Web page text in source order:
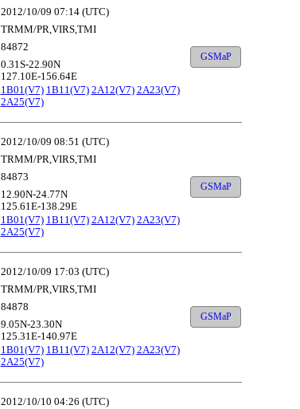
2012/10/09 07:14 (UTC)
TRMM/PR,VIRS,TMI
84872
0.31S-22.90N
127.10E-156.64E
1B01(V7) 1B11(V7) 2A12(V7) 2A23(V7)
2A25(V7)
GSMaP
2012/10/09 08:51 (UTC)
TRMM/PR,VIRS,TMI
84873
12.90N-24.77N
125.61E-138.29E
1B01(V7) 1B11(V7) 2A12(V7) 2A23(V7)
2A25(V7)
GSMaP
2012/10/09 17:03 (UTC)
TRMM/PR,VIRS,TMI
84878
9.05N-23.30N
125.31E-140.97E
1B01(V7) 1B11(V7) 2A12(V7) 2A23(V7)
2A25(V7)
GSMaP
2012/10/10 04:26 (UTC)